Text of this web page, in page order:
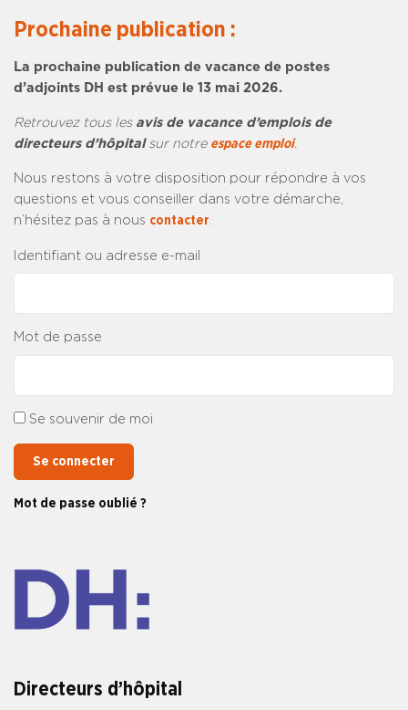
Directeurs d’hôpital
Prochaine publication :
La prochaine publication de vacance de postes
d’adjoints DH est prévue le 13 mai 2026.
Retrouvez tous les avis de vacance d’emplois de
directeurs d’hôpitalsur notre espace emploi.
Nous restons à votre disposition pour répondre à vos
questions et vous conseiller dans votre démarche,
n’hésitez pas à nous contacter
Identifiant ou adresse e-mail
Mot de passe
Se souvenir de moi
Se connecter
Mot de passe oublié ?